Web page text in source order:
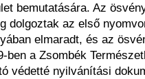
bemutatására. Az
dolgoztak az első
elmaradt, és az
ben a Zsombék
védetté nyilvánítási